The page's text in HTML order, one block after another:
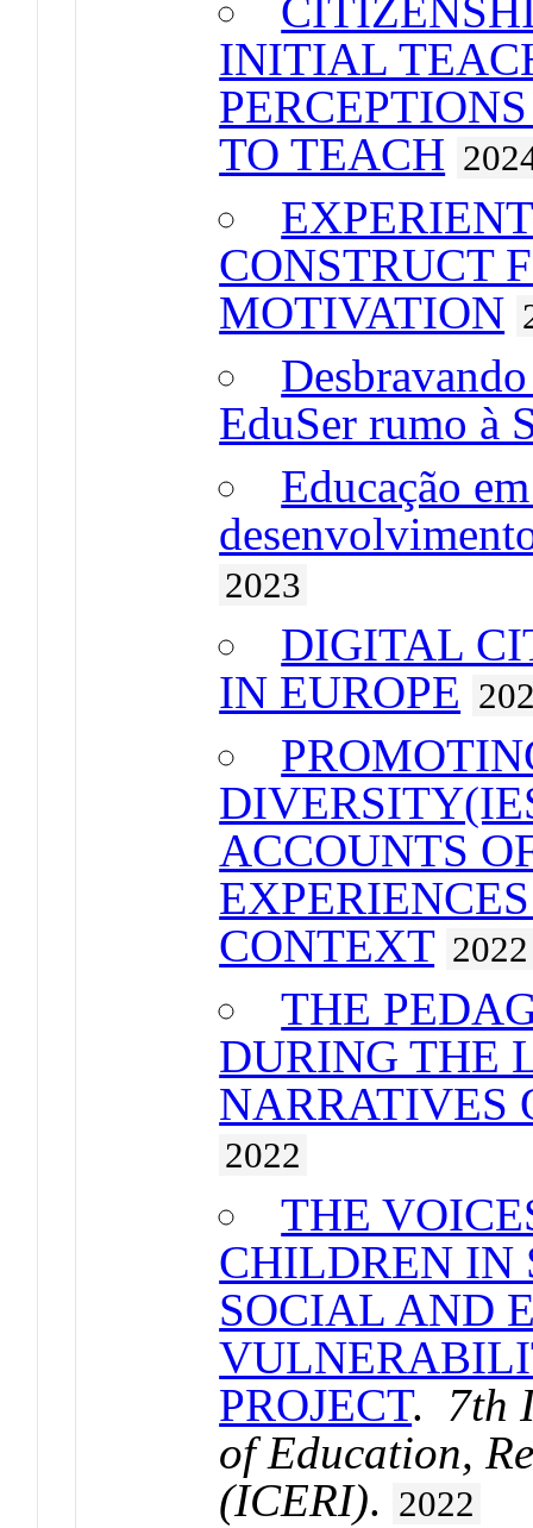
INITIAL
TO TEACH
CONSTRUCT
MOTIVATION
EduSer rumo à
Educação
2023
DIGITAL
IN EUROPE
ACCOUNTS
CONTEXT 2022
THE
DURING THE
NARRATIVES
2022
THE
CHILDREN IN
SOCIAL AND
PROJECT. 7th
of Education,
(ICERI). 2022